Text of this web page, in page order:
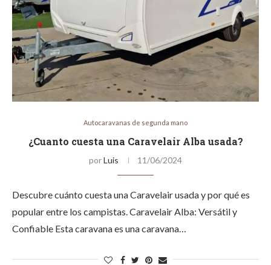
Autocaravanas de segunda mano
¿Cuanto cuesta una Caravelair Alba usada?
porLuis 11/06/2024
Descubre cuánto cuesta una Caravelair usada y por qué es
popular entre los campistas. Caravelair Alba: Versátil y
Confiable Esta caravana es una caravana…